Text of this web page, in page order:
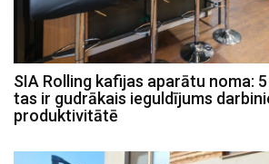
SIA Rolling kafijas aparātu noma:
tas ir gudrākais ieguldījums
produktivitātē